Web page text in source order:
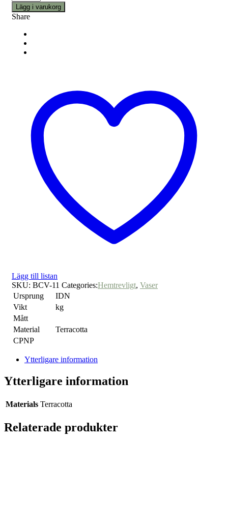
Lägg i varukorg
Share
Lägg till listan
SKU: BCV-11 Categories:Hemtrevligt, Vaser
Ursprung
IDN
Vikt
kg
Mått
Material
Terracotta
CPNP
Ytterligare information
Ytterligare information
Materials Terracotta
Relaterade produkter